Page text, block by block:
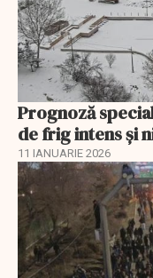
Prognoză
de frig intens și
11 IANUARIE 2026